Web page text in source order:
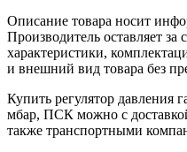
Описание товара носит
Производитель оставляет за
характеристики,
и внешний вид товара без
Купить регулятор давления
мбар, ПСК можно с
также транспортными